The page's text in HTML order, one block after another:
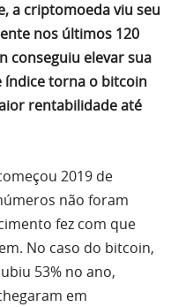
a criptomoeda viu seu
nos últimos 120
conseguiu elevar sua
índice torna o bitcoin
rentabilidade até
2019 de
não foram
fez com que
No caso do bitcoin,
53% no ano,
em